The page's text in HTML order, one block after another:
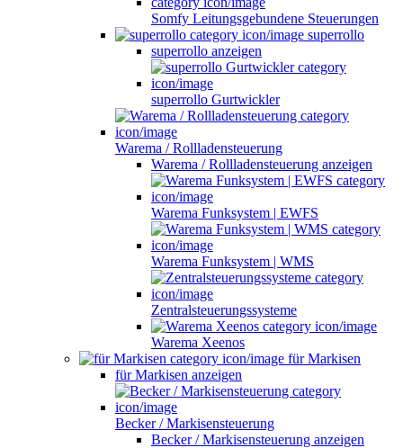
Somfy Leitungsgebundene Steuerungen
superrollo
superrollo anzeigen
superrollo Gurtwickler
Warema / Rollladensteuerung
Warema / Rollladensteuerung anzeigen
Warema Funksystem | EWFS
Warema Funksystem | WMS
Zentralsteuerungssysteme
Warema Xeenos
für Markisen
für Markisen anzeigen
Becker / Markisensteuerung
Becker / Markisensteuerung anzeigen